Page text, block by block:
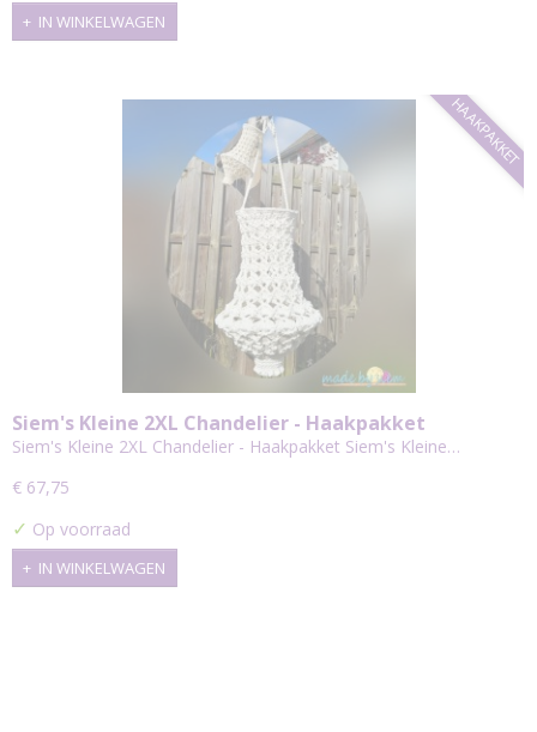
IN WINKELWAGEN
HAAKPAKKET
Siem's Kleine 2XL Chandelier - Haakpakket
Siem's Kleine 2XL Chandelier - Haakpakket Siem's Kleine…
€ 67,75
✓ Op voorraad
IN WINKELWAGEN